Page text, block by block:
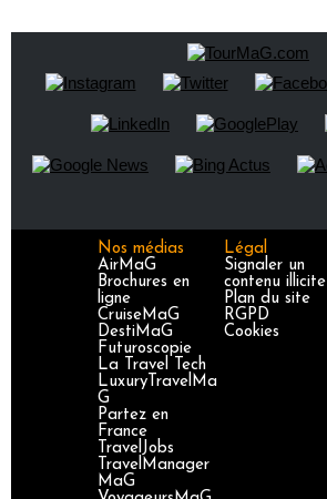
Nos médias
AirMaG
Brochures en
ligne
CruiseMaG
DestiMaG
Futuroscopie
La Travel Tech
LuxuryTravelMa
G
Partez en
France
TravelJobs
TravelManager
MaG
Légal
Signaler un
contenu illicite
Plan du site
RGPD
Cookies